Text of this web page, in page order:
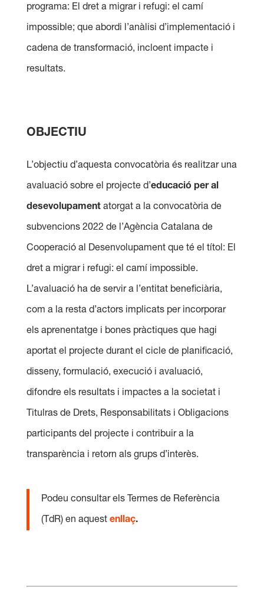
programa: El dret a migrar i refugi: el camí
impossible; que abordi l’anàlisi d’implementació i
cadena de transformació, incloent impacte i
resultats.
OBJECTIU
L’objectiu d’aquesta convocatòria és realitzar una
avaluació sobre el projecte d’educació per al
desevolupamentatorgat a la convocatòria de
subvencions 2022 de l’Agència Catalana de
Cooperació al Desenvolupament que té el títol: El
dret a migrar i refugi: el camí impossible.
L’avaluació ha de servir a l’entitat beneficiària,
com a la resta d’actors implicats per incorporar
els aprenentatge i bones pràctiques que hagi
aportat el projecte durant el cicle de planificació,
disseny, formulació, execució i avaluació,
difondre els resultats i impactes a la societat i
Titulras de Drets, Responsabilitats i Obligacions
participants del projecte i contribuir a la
transparència i retorn als grups d’interès.
Podeu consultar els Termes de Referència
(TdR) en aquest enllaç.